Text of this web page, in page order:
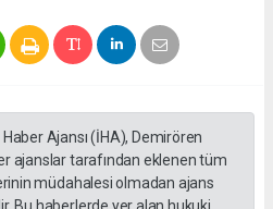
Ajansı (İHA), Demirören
ajanslar tarafından eklenen tüm
müdahalesi olmadan ajans
Bu haberlerde yer alan hukuki